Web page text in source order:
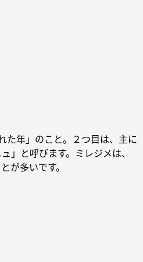
た年」のこと。２つ目は、主に
」と呼びます。ミレジメは、
が多いです。